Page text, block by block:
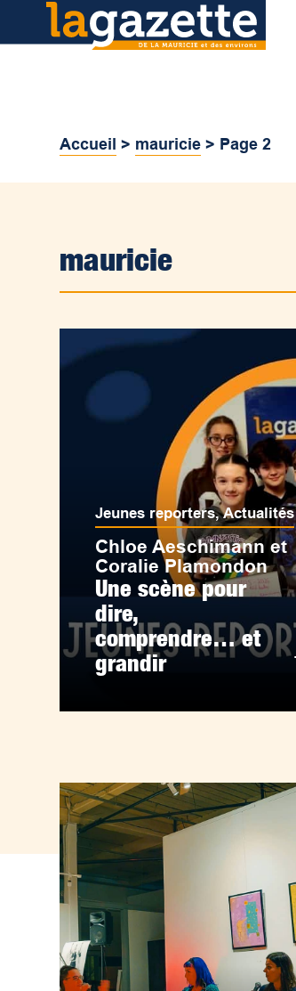
Accueil > mauricie > Page 2
mauricie
Jeunes reporters,Actualités
Chloe Aeschimann et
Coralie Plamondon
Une scène pour
dire,
comprendre… et
grandir